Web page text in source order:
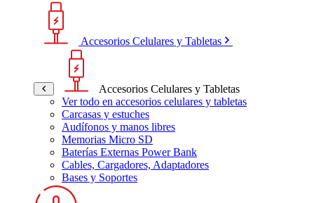
Accesorios Celulares y Tabletas
Accesorios Celulares y Tabletas
Ver todo en accesorios celulares y tabletas
Carcasas y estuches
Audífonos y manos libres
Memorias Micro SD
Baterías Externas Power Bank
Cables, Cargadores, Adaptadores
Bases y Soportes